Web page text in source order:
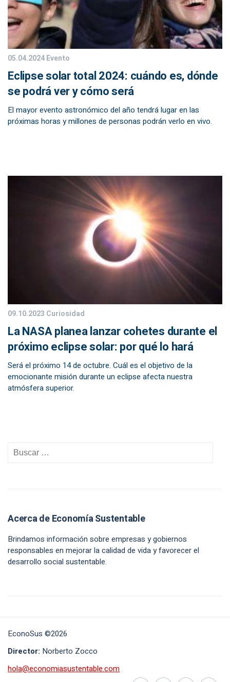
05.04.2024Evento
Eclipse solar total 2024: cuándo es, dónde
se podrá ver y cómo será
El mayor evento astronómico del año tendrá lugar en las
próximas horas y millones de personas podrán verlo en vivo.
09.10.2023 Curiosidad
La NASA planea lanzar cohetes durante el
próximo eclipse solar: por qué lo hará
Será el próximo 14 de octubre. Cuál es el objetivo de la
emocionante misión durante un eclipse afecta nuestra
atmósfera superior.
Acerca de Economía Sustentable
Brindamos información sobre empresas y gobiernos
responsables en mejorar la calidad de vida y favorecer el
desarrollo social sustentable.
EconoSus ©2026
Director: Norberto Zocco
hola@economiasustentable.com